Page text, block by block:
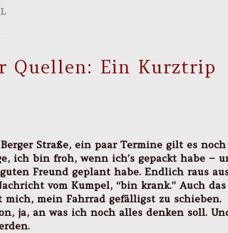
Quellen: Ein Kurztrip
Straße, ein paar Termine gilt es noch
ich bin froh, wenn ich’s gepackt habe –
Freund geplant habe. Endlich raus
vom Kumpel, “bin krank.” Auch das
mein Fahrrad gefälligst zu schieben.
ja, an was ich noch alles denken soll.